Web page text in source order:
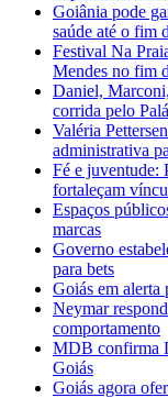
Goiânia pode
saúde até o fim
Festival Na
Mendes no fim
Daniel,
corrida pelo
Valéria
administrativa
Fé e juventude:
fortaleçam
Espaços
marcas
Governo
para bets
Goiás em alerta
Neymar
comportamento
MDB confirma
Goiás
Goiás agora